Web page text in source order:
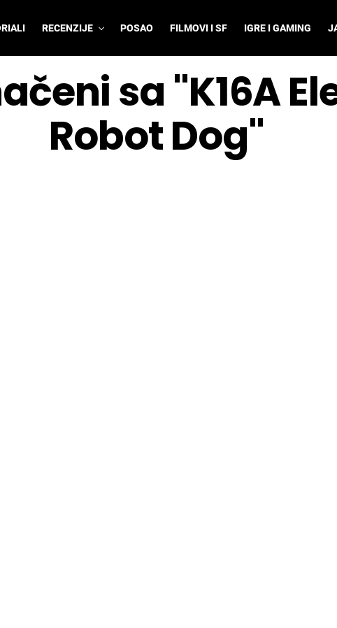
RECENZIJE POSAO FILMOVI I SF IGRE I GAMING
sa "K16A
Robot Dog"